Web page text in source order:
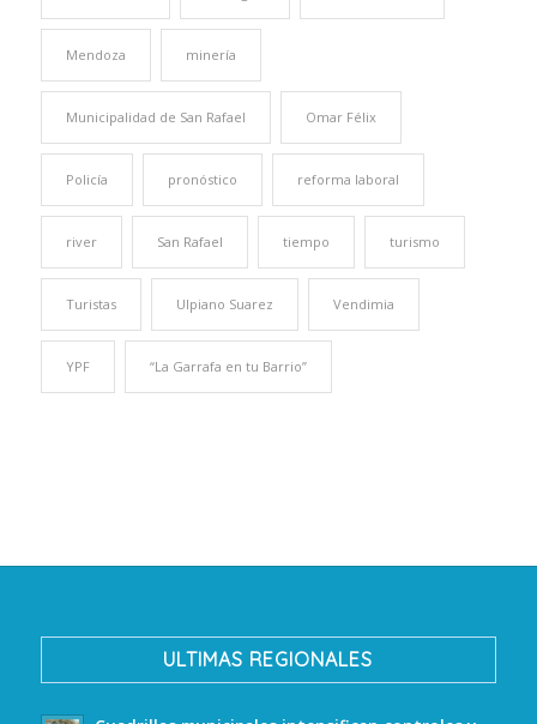
Mendoza minería
Municipalidad de San Rafael Omar Félix
Policía pronóstico reforma laboral
river San Rafael tiempo turismo
Turistas Ulpiano Suarez Vendimia
YPF “La Garrafa en tu Barrio”
ULTIMAS REGIONALES